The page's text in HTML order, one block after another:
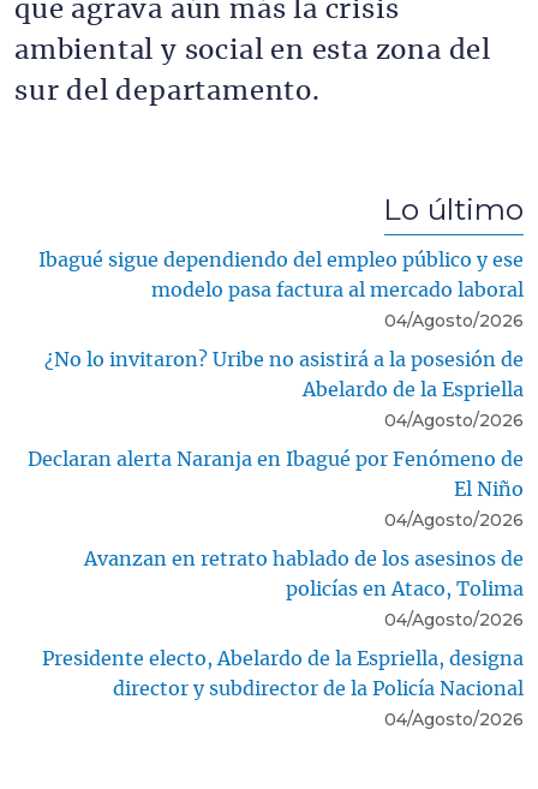
que agrava aún más la crisis
ambiental y social en esta zona del
sur del departamento.
Lo último
Ibagué sigue dependiendo del empleo público y ese
modelo pasa factura al mercado laboral
04/Agosto/2026
¿No lo invitaron? Uribe no asistirá a la posesión de
Abelardo de la Espriella
04/Agosto/2026
Declaran alerta Naranja en Ibagué por Fenómeno de
El Niño
04/Agosto/2026
Avanzan en retrato hablado de los asesinos de
policías en Ataco, Tolima
04/Agosto/2026
Presidente electo, Abelardo de la Espriella, designa
director y subdirector de la Policía Nacional
04/Agosto/2026